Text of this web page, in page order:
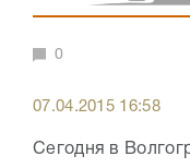
0
07.04.2015 16:58
Сегодня в